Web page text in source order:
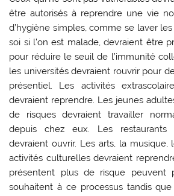
être autorisés à reprendre une vie
d’hygiène simples, comme se laver
soi si l’on est malade, devraient être
pour réduire le seuil de l’immunité
les universités devraient rouvrir pour
présentiel. Les activités
devraient reprendre. Les jeunes
de risques devraient travailler
depuis chez eux. Les
devraient ouvrir. Les arts, la
activités culturelles devraient
présentent plus de risque peuvent
souhaitent à ce processus tandis